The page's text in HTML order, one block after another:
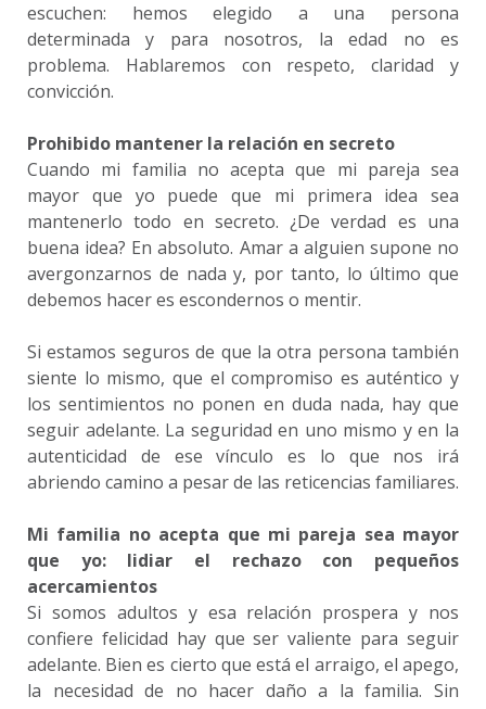
escuchen: hemos elegido a una persona
determinada y para nosotros, la edad no es
problema. Hablaremos con respeto, claridad y
convicción.
Prohibido mantener la relación en secreto
Cuando mi familia no acepta que mi pareja sea
mayor que yo puede que mi primera idea sea
mantenerlo todo en secreto. ¿De verdad es una
buena idea? En absoluto. Amar a alguien supone no
avergonzarnos de nada y, por tanto, lo último que
debemos hacer es escondernos o mentir.
Si estamos seguros de que la otra persona también
siente lo mismo, que el compromiso es auténtico y
los sentimientos no ponen en duda nada, hay que
seguir adelante. La seguridad en uno mismo y en la
autenticidad de ese vínculo es lo que nos irá
abriendo camino a pesar de las reticencias familiares.
Mi familia no acepta que mi pareja sea mayor
que yo: lidiar el rechazo con pequeños
acercamientos
Si somos adultos y esa relación prospera y nos
confiere felicidad hay que ser valiente para seguir
adelante. Bien es cierto que está el arraigo, el apego,
la necesidad de no hacer daño a la familia. Sin